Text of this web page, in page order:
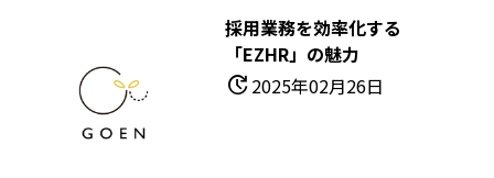
採用業務を効率化する
「EZHR」の魅力
update2025年02月26日